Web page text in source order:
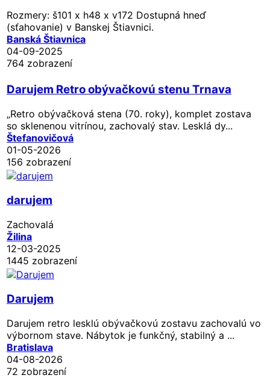
Rozmery: š101 x h48 x v172 Dostupná hneď
(sťahovanie) v Banskej Štiavnici.
Banská Štiavnica
04-09-2025
764 zobrazení
Darujem Retro obývačkovú stenu Trnava
„Retro obývačková stena (70. roky), komplet zostava
so sklenenou vitrínou, zachovalý stav. Lesklá dy...
Štefanovičová
01-05-2026
156 zobrazení
darujem
Zachovalá
Žilina
12-03-2025
1445 zobrazení
Darujem
Darujem retro lesklú obývačkovú zostavu zachovalú vo
výbornom stave. Nábytok je funkčný, stabilný a ...
Bratislava
04-08-2026
72 zobrazení